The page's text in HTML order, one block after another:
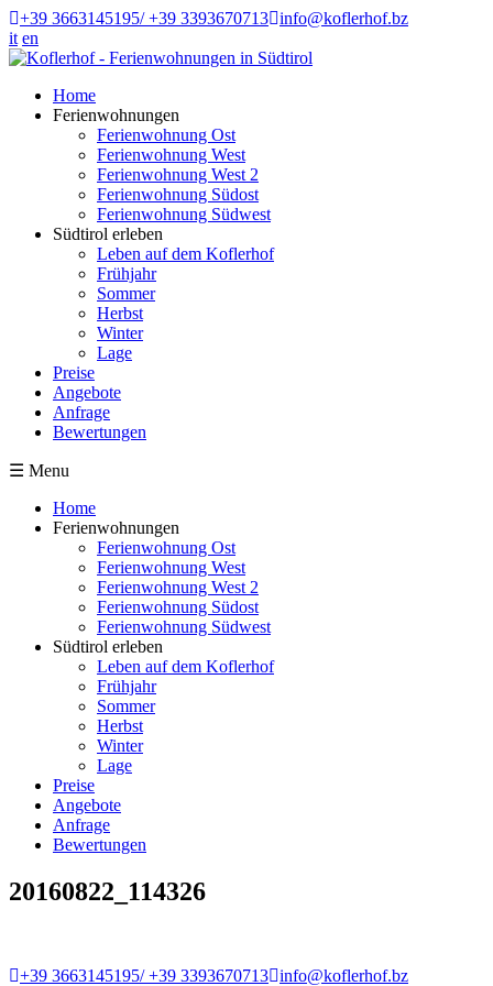
+39 3663145195/ +39 3393670713 info@koflerhof.bz
it en
Home
Ferienwohnungen
Ferienwohnung Ost
Ferienwohnung West
Ferienwohnung West 2
Ferienwohnung Südost
Ferienwohnung Südwest
Südtirol erleben
Leben auf dem Koflerhof
Frühjahr
Sommer
Herbst
Winter
Lage
Preise
Angebote
Anfrage
Bewertungen
☰ Menu
Home
Ferienwohnungen
Ferienwohnung Ost
Ferienwohnung West
Ferienwohnung West 2
Ferienwohnung Südost
Ferienwohnung Südwest
Südtirol erleben
Leben auf dem Koflerhof
Frühjahr
Sommer
Herbst
Winter
Lage
Preise
Angebote
Anfrage
Bewertungen
20160822_114326
+39 3663145195/ +39 3393670713 info@koflerhof.bz